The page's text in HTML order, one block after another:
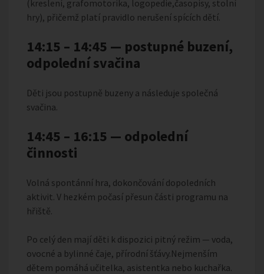
(kreslení, grafomotorika, logopedie,časopisy, stolní
hry), přičemž platí pravidlo nerušení spících dětí.
14:15 – 14:45 — postupné buzení,
odpolední svačina
Děti jsou postupně buzeny a následuje společná
svačina.
14:45 – 16:15 — odpolední
činnosti
Volná spontánní hra, dokončování dopoledních
aktivit. V hezkém počasí přesun části programu na
hřiště.
Po celý den mají děti k dispozici pitný režim — voda,
ovocné a bylinné čaje, přírodní šťávy.Nejmenším
dětem pomáhá učitelka, asistentka nebo kuchařka.